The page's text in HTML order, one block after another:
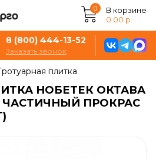
0
В корзине
0.00 р.
8 (800) 444-13-52
Заказать звонок
плитка
НОБЕТЕК ОКТАВА
ЧАСТИЧНЫЙ ПРОКРАС